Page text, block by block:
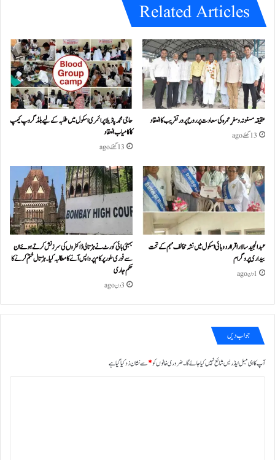
Related Articles
عقیقہ مسنونہ و سفرِ عمرہ کی سعادت پر روح پرور تقریب کا انعقاد
13 گھنٹے ago
حاجی محمد پاڈیلا پرائمری اسکول میں طلبہ کے لیے بلڈ گروپ کیمپ
کا کامیاب انعقاد
13 گھنٹے ago
عبدالمجید سالار اقرا اردو ہائی اسکول میں نشہ مخالف مہم کے تحت
بیداری پروگرام
1 دن ago
بمبئی ہائی کورٹ نے ہڑتالی ڈاکٹروں کی سرزنش کرتے ہوئے ان
سے فوری طور پر کام پر واپس آنے کا مطالبہ کیا۔ہڑتال ختم کرنے کا
حکم جاری
3 دن ago
جواب دیں
آپ کا ای میل ایڈریس شائع نہیں کیا جائے گا۔ضروری خانوں کو*سے نشان زد کیا گیا ہے